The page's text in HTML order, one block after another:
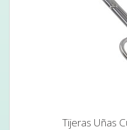
Tijeras Uñas